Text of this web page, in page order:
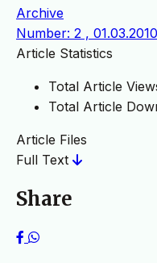
Archive
Number: 2 , 01.03.2010
Article Statistics
Total Article
Total Article
Article Files
Full Text
Share